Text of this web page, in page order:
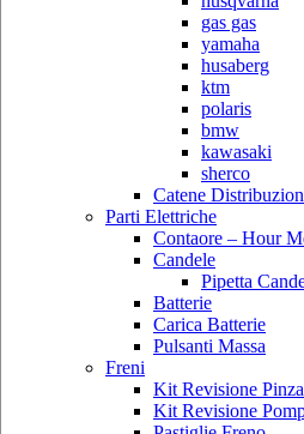
gas gas
yamaha
husaberg
ktm
polaris
bmw
kawasaki
sherco
Catene
Parti Elettriche
Contaore – Hour
Candele
Pipetta
Batterie
Carica Batterie
Pulsanti Massa
Freni
Kit Revisione
Kit Revisione